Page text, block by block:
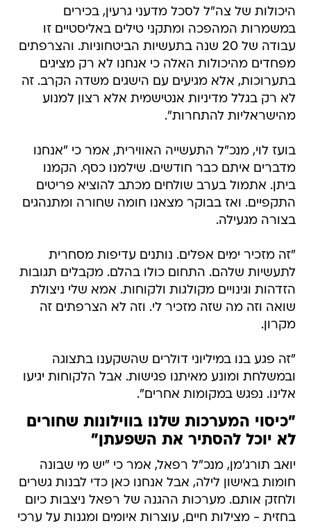
היכולות של צה"ל לסכל מדעני גרעין, בכירים
במשמרות המהפכה ומתקני טילים באליסטיים זו
עבודה של 20 שנה בתעשיות הביטחוניות. והצרפתים
מפחדים מהיכולות האלה כי אנחנו לא רק מציגים
בתערוכות, אלא מגיעים עם הישגים משדה הקרב. זה
לא רק בגלל מדיניות אנטישמית אלא רצון למנוע
מהישראליות להתחרות".
בועז לוי, מנכ"ל התעשייה האווירית, אמר כי "אנחנו
מדברים איתם כבר חודשים. שילמנו כסף. הקמנו
ביתן. אתמול בערב שולחים מכתב להוציא פריטים
התקפיים. ואז בבוקר מצאנו חומה שחורה ומתנהגים
בצורה מגעילה.
"זה מזכיר ימים אפלים. נותנים עדיפות מסחרית
לתעשיות שלהם. התחום כולו בהלם. מקבלים תגובות
הזדהות וגינויים מקולגות ולקוחות. אמא שלי ניצולת
שואה וזה מה שזה מזכיר לי. וזה לא הצרפתים זה
מקרון.
"זה פגע בנו במיליוני דולרים שהשקענו בתצוגה
ובמשלחת ומונע מאיתנו פגישות. אבל הלקוחות יגיעו
אלינו. נפגש במקומות אחרים".
"כיסוי המערכות שלנו בווילונות שחורים
לא יוכל להסתיר את השפעתן"
יואב תורג'מן, מנכ"ל רפאל, אמר כי "יש מי שבונה
חומות באישון לילה, אבל אנחנו כאן כדי לבנות גשרים
ולחזק אותם. מערכות ההגנה של רפאל ניצבות כיום
בחזית - מצילות חיים, עוצרות איומים ומגנות על ערכי